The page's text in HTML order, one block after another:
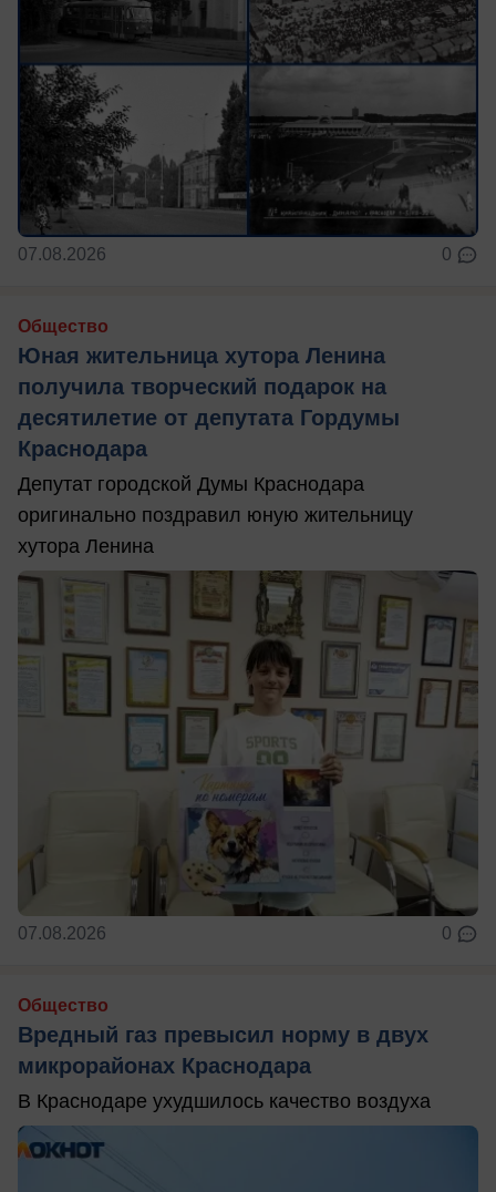
07.08.2026 0
Общество
Юная жительница хутора Ленина
получила творческий подарок на
десятилетие от депутата Гордумы
Краснодара
Депутат городской Думы Краснодара
оригинально поздравил юную жительницу
хутора Ленина
07.08.2026 0
Общество
Вредный газ превысил норму в двух
микрорайонах Краснодара
В Краснодаре ухудшилось качество воздуха